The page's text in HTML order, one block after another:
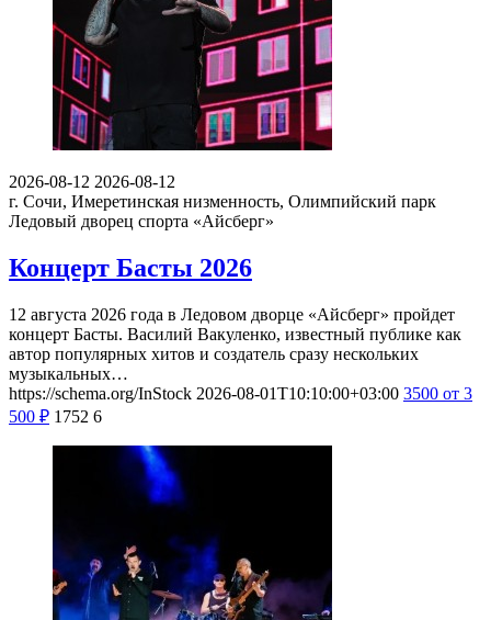
2026-08-12 2026-08-12
г. Сочи, Имеретинская низменность, Олимпийский парк
Ледовый дворец спорта «Айсберг»
Концерт Басты 2026
12 августа 2026 года в Ледовом дворце «Айсберг» пройдет
концерт Басты. Василий Вакуленко, известный публике как
автор популярных хитов и создатель сразу нескольких
музыкальных…
https://schema.org/InStock 2026-08-01T10:10:00+03:00 3500 от 3
500 ₽ 1752 6